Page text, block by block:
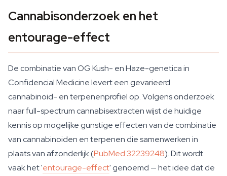
Cannabisonderzoek en het
entourage-effect
De combinatie van OG Kush- en Haze-genetica in
Confidencial Medicine levert een gevarieerd
cannabinoid- en terpenenprofiel op. Volgens onderzoek
naar full-spectrum cannabisextracten wijst de huidige
kennis op mogelijke gunstige effecten van de combinatie
van cannabinoiden en terpenen die samenwerken in
plaats van afzonderlijk (PubMed 32239248). Dit wordt
vaak het 'entourage-effect' genoemd — het idee dat de